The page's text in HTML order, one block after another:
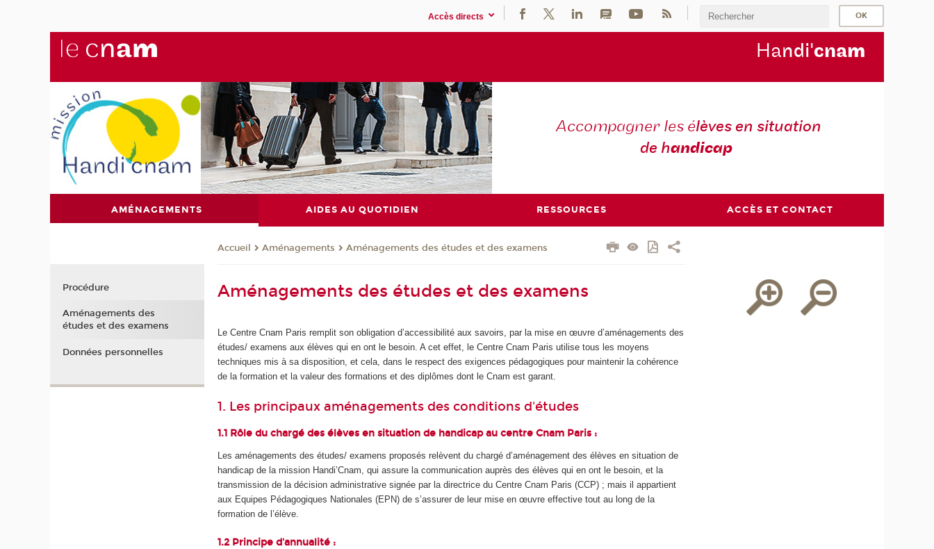
Accès directs
Handi'cnam
Accompagner les élèves en situation
de handicap
AMÉNAGEMENTS AIDES AU QUOTIDIEN RESSOURCES ACCÈS ET CONTACT
Accueil Aménagements Aménagements des études et des examens
Aménagements des études et des examens
Le Centre Cnam Paris remplit son obligation d’accessibilité aux savoirs, par la mise en œuvre d’aménagements des
études/ examens aux élèves qui en ont le besoin. A cet effet, le Centre Cnam Paris utilise tous les moyens
techniques mis à sa disposition, et cela, dans le respect des exigences pédagogiques pour maintenir la cohérence
de la formation et la valeur des formations et des diplômes dont le Cnam est garant.
1. Les principaux aménagements des conditions d'études
1.1 Rôle du chargé des élèves en situation de handicap au centre Cnam Paris :
Les aménagements des études/ examens proposés relèvent du chargé d’aménagement des élèves en situation de
handicap de la mission Handi’Cnam, qui assure la communication auprès des élèves qui en ont le besoin, et la
transmission de la décision administrative signée par la directrice du Centre Cnam Paris (CCP) ; mais il appartient
aux Equipes Pédagogiques Nationales (EPN) de s’assurer de leur mise en œuvre effective tout au long de la
formation de l’élève.
1.2 Principe d'annualité :
Procédure
Aménagements des
études et des examens
Données personnelles